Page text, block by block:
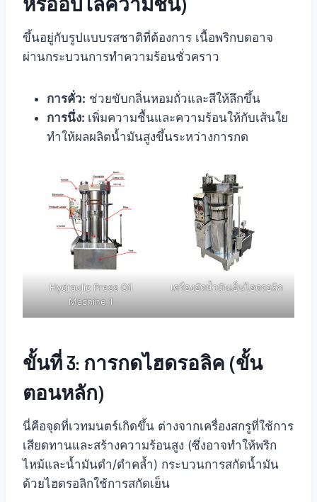
ขึ้นอยู่กับรูปแบบรสชาติที่ต้องการ เนื้อพริกบดอาจ
ผ่านกระบวนการทำความร้อนชั่วคราว
การคั่ว: ช่วยขับกลิ่นหอมถั่วและสีให้ลึกขึ้น
การนึ่ง: เพิ่มความชื้นและความร้อนให้กับเส้นใย
ทำให้ผลผลิตน้ำมันสูงขึ้นระหว่างการกด
Hydraulic Press Oil
Machine 1
เครื่องอัดน้ำมันเย็นไฮดรอลิก
ขั้นที่ 3: การกดไฮดรอลิค (ขั้น
ตอนหลัก)
นี่คือจุดที่เวทมนตร์เกิดขึ้น ต่างจากเครื่องสกรูที่ใช้การ
เสียดทานและสร้างความร้อนสูง (ซึ่งอาจทำให้พริก
ไหม้และน้ำมันดำ/ดำคล้ำ) กระบวนการสกัดน้ำมัน
ด้วยไฮดรอลิกใช้การสกัดเย็น